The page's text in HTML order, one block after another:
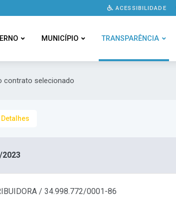
ACESSIBILIDADE
MUNICÍPIO TRANSPARÊNCIA
contrato selecionado
Detalhes
2023
/ 34.998.772/0001-86